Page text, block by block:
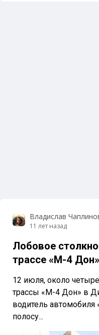
Владислав
11 лет назад
Лобовое
трассе «М-4 Дон»
12 июля, около
трассы «М-4 Дон» в
водитель автомобиля
полосу...